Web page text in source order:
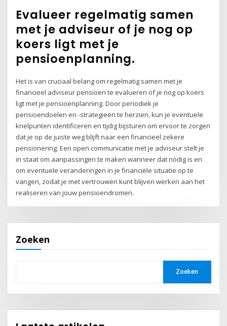
Evalueer regelmatig samen
met je adviseur of je nog op
koers ligt met je
pensioenplanning.
Het is van cruciaal belang om regelmatig samen met je
financieel adviseur pensioen te evalueren of je nog op koers
ligt met je pensioenplanning. Door periodiek je
pensioendoelen en -strategieën te herzien, kun je eventuele
knelpunten identificeren en tijdig bijsturen om ervoor te zorgen
dat je op de juiste weg blijft naar een financieel zekere
pensionering. Een open communicatie met je adviseur stelt je
in staat om aanpassingen te maken wanneer dat nodig is en
om eventuele veranderingen in je financiële situatie op te
vangen, zodat je met vertrouwen kunt blijven werken aan het
realiseren van jouw pensioendromen.
Zoeken
Zoeken